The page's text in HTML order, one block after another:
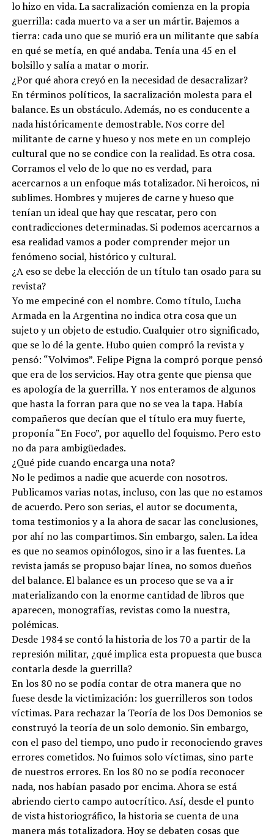
lo hizo en vida. La sacralización comienza en la propia
guerrilla: cada muerto va a ser un mártir. Bajemos a
tierra: cada uno que se murió era un militante que sabía
en qué se metía, en qué andaba. Tenía una 45 en el
bolsillo y salía a matar o morir.
¿Por qué ahora creyó en la necesidad de desacralizar?
En términos políticos, la sacralización molesta para el
balance. Es un obstáculo. Además, no es conducente a
nada históricamente demostrable. Nos corre del
militante de carne y hueso y nos mete en un complejo
cultural que no se condice con la realidad. Es otra cosa.
Corramos el velo de lo que no es verdad, para
acercarnos a un enfoque más totalizador. Ni heroicos, ni
sublimes. Hombres y mujeres de carne y hueso que
tenían un ideal que hay que rescatar, pero con
contradicciones determinadas. Si podemos acercarnos a
esa realidad vamos a poder comprender mejor un
fenómeno social, histórico y cultural.
¿A eso se debe la elección de un título tan osado para su
revista?
Yo me empeciné con el nombre. Como título, Lucha
Armada en la Argentina no indica otra cosa que un
sujeto y un objeto de estudio. Cualquier otro significado,
que se lo dé la gente. Hubo quien compró la revista y
pensó: “Volvimos”. Felipe Pigna la compró porque pensó
que era de los servicios. Hay otra gente que piensa que
es apología de la guerrilla. Y nos enteramos de algunos
que hasta la forran para que no se vea la tapa. Había
compañeros que decían que el título era muy fuerte,
proponía “En Foco”, por aquello del foquismo. Pero esto
no da para ambigüedades.
¿Qué pide cuando encarga una nota?
No le pedimos a nadie que acuerde con nosotros.
Publicamos varias notas, incluso, con las que no estamos
de acuerdo. Pero son serias, el autor se documenta,
toma testimonios y a la ahora de sacar las conclusiones,
por ahí no las compartimos. Sin embargo, salen. La idea
es que no seamos opinólogos, sino ir a las fuentes. La
revista jamás se propuso bajar línea, no somos dueños
del balance. El balance es un proceso que se va a ir
materializando con la enorme cantidad de libros que
aparecen, monografías, revistas como la nuestra,
polémicas.
Desde 1984 se contó la historia de los 70 a partir de la
represión militar, ¿qué implica esta propuesta que busca
contarla desde la guerrilla?
En los 80 no se podía contar de otra manera que no
fuese desde la victimización: los guerrilleros son todos
víctimas. Para rechazar la Teoría de los Dos Demonios se
construyó la teoría de un solo demonio. Sin embargo,
con el paso del tiempo, uno pudo ir reconociendo graves
errores cometidos. No fuimos solo víctimas, sino parte
de nuestros errores. En los 80 no se podía reconocer
nada, nos habían pasado por encima. Ahora se está
abriendo cierto campo autocrítico. Así, desde el punto
de vista historiográfico, la historia se cuenta de una
manera más totalizadora. Hoy se debaten cosas que